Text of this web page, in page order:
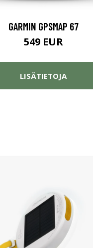
GARMIN GPSMAP 67
549 EUR
LISÄTIETOJA